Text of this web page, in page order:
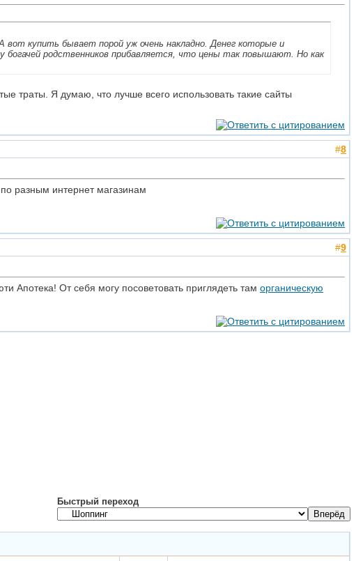
купить бывает порой уж очень накладно. Денег которые и
родственников прибавляется, что цены так повышают. Но как
траты. Я думаю, что лучше всего использовать такие сайты
#8
разным интернет магазинам
#9
Апотека! От себя могу посоветовать приглядеть там органическую
Быстрый переход